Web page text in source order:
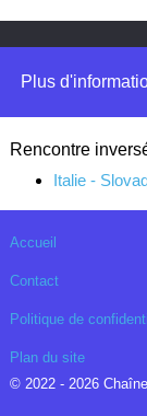
Plus
Rencontre
Italie -
Accueil
Contact
Politique de
Plan du site
© 2022 - 2026